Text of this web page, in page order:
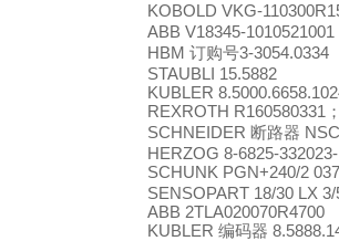
KOBOLD VKG-
ABB V18345-
HBM 订购号3-3054.0334
STAUBLI 15.5882
KUBLER
REXROTH R160580331
SCHNEIDER 断路器
HERZOG 8-6825-
SCHUNK PGN+240/2
SENSOPART 18/30 LX
ABB 2TLA020070R4700
KUBLER 编码器